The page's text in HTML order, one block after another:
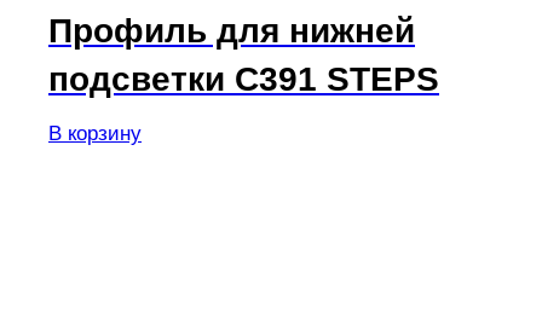
Профиль для нижней
подсветки C391 STEPS
В корзину